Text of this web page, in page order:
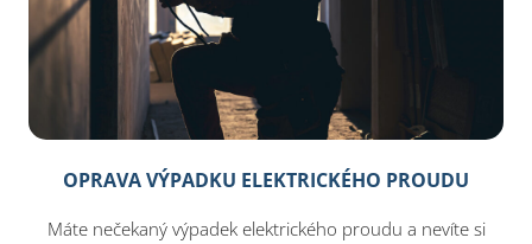
OPRAVA VÝPADKU ELEKTRICKÉHO PROUDU
Máte nečekaný výpadek elektrického proudu a nevíte si